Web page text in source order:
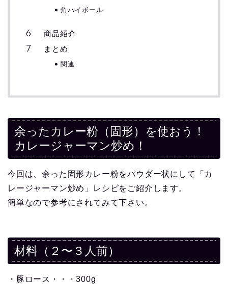
角ハイボール
商品紹介
まとめ
関連
余ったカレー粉（固形）を使おう！
カレージャーマン炒め！
今回は、余った固形カレー粉をパウダー状にして「カ
レージャーマン炒め」レシピをご紹介します。
簡単なので参考にされてみて下さい。
材料（２〜３人前）
・豚ロース・・・300g